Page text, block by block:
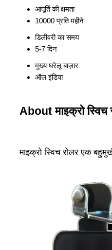
आपूर्ति की क्षमता
10000 प्रति महीने
डिलीवरी का समय
5-7 दिन
मुख्य घरेलू बाज़ार
ऑल इंडिया
About माइक्रो स्विच
माइक्रो स्विच रोलर एक